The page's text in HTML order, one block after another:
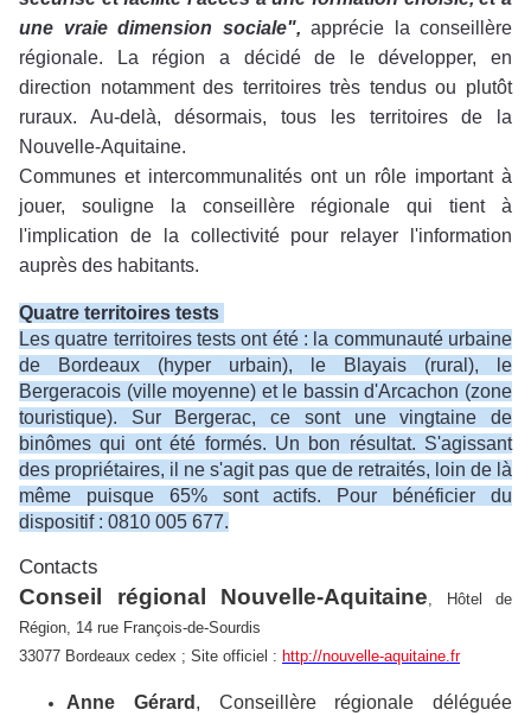
une vraie dimension sociale", apprécie la conseillère
régionale. La région a décidé de le développer, en
direction notamment des territoires très tendus ou plutôt
ruraux. Au-delà, désormais, tous les territoires de la
Nouvelle-Aquitaine.
Communes et intercommunalités ont un rôle important à
jouer, souligne la conseillère régionale qui tient à
l'implication de la collectivité pour relayer l'information
auprès des habitants.
Quatre territoires tests
Les quatre territoires tests ont été : la communauté urbaine
de Bordeaux (hyper urbain), le Blayais (rural), le
Bergeracois (ville moyenne) et le bassin d'Arcachon (zone
touristique). Sur Bergerac, ce sont une vingtaine de
binômes qui ont été formés. Un bon résultat. S'agissant
des propriétaires, il ne s'agit pas que de retraités, loin de là
même puisque 65% sont actifs. Pour bénéficier du
dispositif : 0810 005 677.
Contacts
Conseil régional Nouvelle-Aquitaine , Hôtel de
Région, 14 rue François-de-Sourdis
33077 Bordeaux cedex ; Site officiel : http://nouvelle-aquitaine.fr
Anne Gérard , Conseillère régionale déléguée